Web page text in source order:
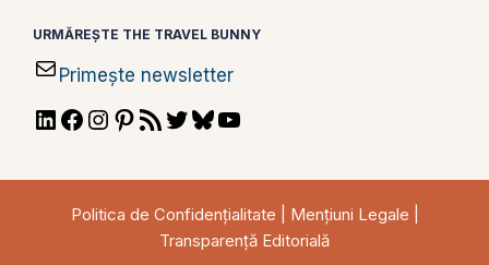
URMĂREȘTE THE TRAVEL BUNNY
Primește newsletter
LinkedIn
Facebook
Instagram
Pinterest
RSSTwitterBluesky
Politica de Confidențialitate Mențiuni Legale
Transparență Editorială